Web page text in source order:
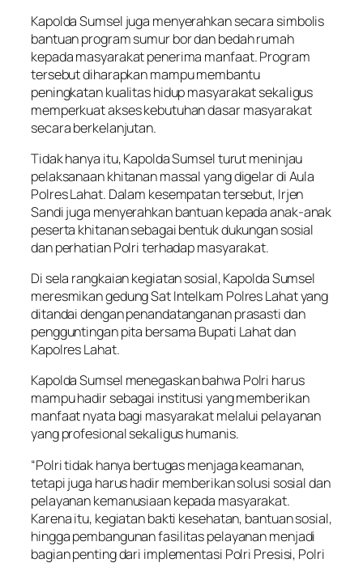
Kapolda Sumsel juga menyerahkan secara simbolis
bantuan program sumur bor dan bedah rumah
kepada masyarakat penerima manfaat. Program
tersebut diharapkan mampu membantu
peningkatan kualitas hidup masyarakat sekaligus
memperkuat akses kebutuhan dasar masyarakat
secara berkelanjutan.
Tidak hanya itu, Kapolda Sumsel turut meninjau
pelaksanaan khitanan massal yang digelar di Aula
Polres Lahat. Dalam kesempatan tersebut, Irjen
Sandi juga menyerahkan bantuan kepada anak-anak
peserta khitanan sebagai bentuk dukungan sosial
dan perhatian Polri terhadap masyarakat.
Di sela rangkaian kegiatan sosial, Kapolda Sumsel
meresmikan gedung Sat Intelkam Polres Lahat yang
ditandai dengan penandatanganan prasasti dan
pengguntingan pita bersama Bupati Lahat dan
Kapolres Lahat.
Kapolda Sumsel menegaskan bahwa Polri harus
mampu hadir sebagai institusi yang memberikan
manfaat nyata bagi masyarakat melalui pelayanan
yang profesional sekaligus humanis.
“Polri tidak hanya bertugas menjaga keamanan,
tetapi juga harus hadir memberikan solusi sosial dan
pelayanan kemanusiaan kepada masyarakat.
Karena itu, kegiatan bakti kesehatan, bantuan sosial,
hingga pembangunan fasilitas pelayanan menjadi
bagian penting dari implementasi Polri Presisi, Polri